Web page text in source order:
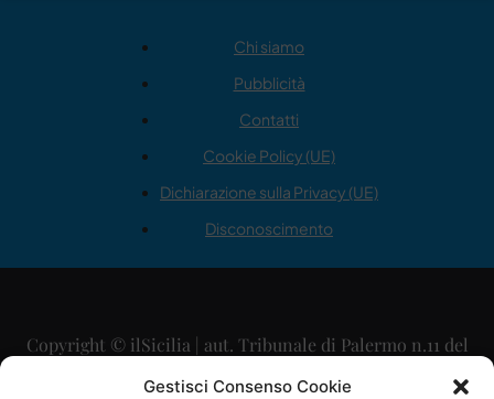
Gestisci Consenso Cookie
Chi siamo
Pubblicità
Contatti
Cookie Policy (UE)
Dichiarazione sulla Privacy (UE)
Disconoscimento
Copyright © ilSicilia | aut. Tribunale di Palermo n.11 del
29/09/2015